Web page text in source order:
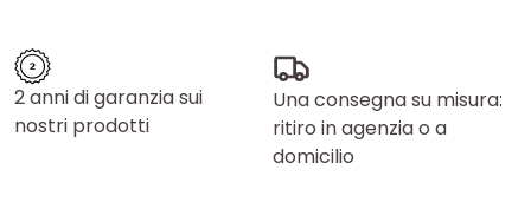
2 anni di garanzia sui
nostri prodotti
Una consegna su misura:
ritiro in agenzia o a
domicilio